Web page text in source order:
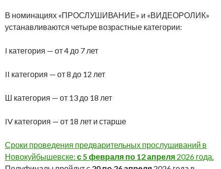
В номинациях «ПРОСЛУШИВАНИЕ» и «ВИДЕОРОЛИК»
устанавливаются четыре возрастные категории:
I категория — от 4 до 7 лет
II категория — от 8 до 12 лет
Ш категория — от 13 до 18 лет
IV категория — от 18 лет и старше
Сроки проведения предварительных прослушиваний в
Новокуйбышевске: с 5 февраля по 12 апреля 2026 года.